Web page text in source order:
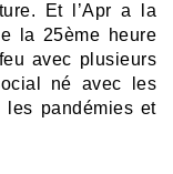
Et l’Apr a la
la 25ème heure
avec plusieurs
né avec les
les pandémies et